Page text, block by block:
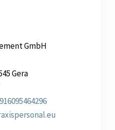
GmbH
Gera